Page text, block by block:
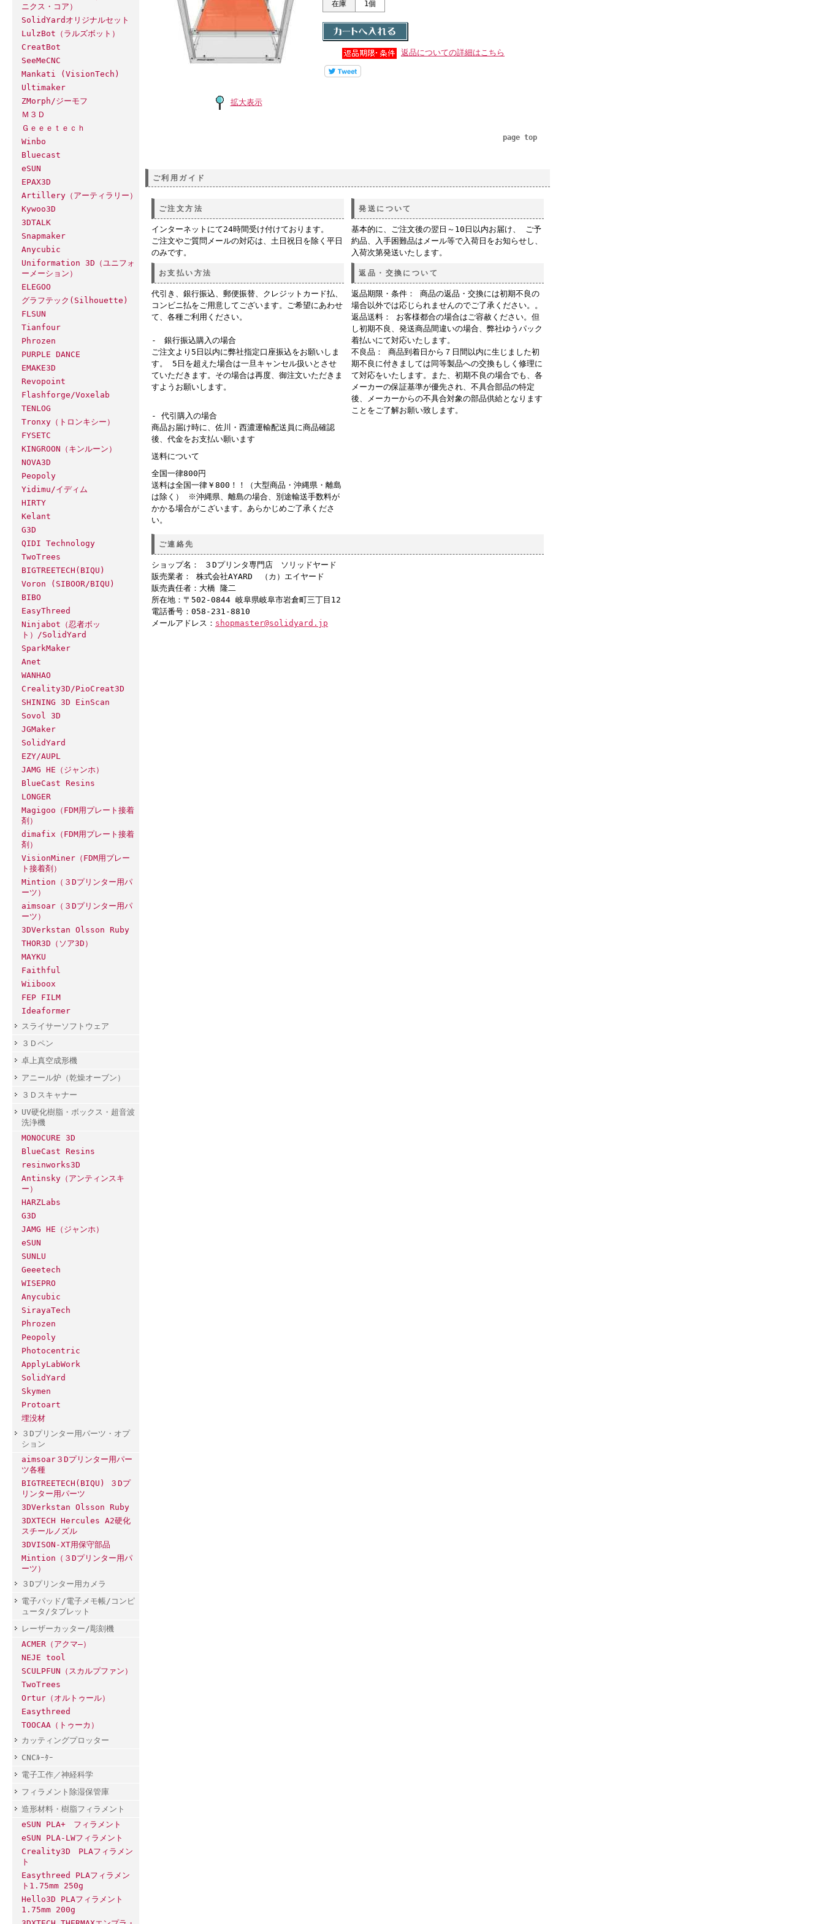
ニクス・コア）
SolidYardオリジナルセット
LulzBot（ラルズボット）
CreatBot
SeeMeCNC
Mankati (VisionTech)
Ultimaker
ZMorph/ジーモフ
Ｍ３Ｄ
Ｇｅｅｅｔｅｃｈ
Winbo
Bluecast
eSUN
EPAX3D
Artillery（アーティラリー）
Kywoo3D
3DTALK
Snapmaker
Anycubic
Uniformation 3D（ユニフォ
ーメーション）
ELEGOO
グラフテック(Silhouette)
FLSUN
Tianfour
Phrozen
PURPLE DANCE
EMAKE3D
Revopoint
Flashforge/Voxelab
TENLOG
Tronxy（トロンキシー）
FYSETC
KINGROON（キンルーン）
NOVA3D
Peopoly
Yidimu/イディム
HIRTY
Kelant
G3D
QIDI Technology
TwoTrees
BIGTREETECH(BIQU)
Voron (SIBOOR/BIQU)
BIBO
EasyThreed
Ninjabot（忍者ボッ
ト）/SolidYard
SparkMaker
Anet
WANHAO
Creality3D/PioCreat3D
SHINING 3D EinScan
Sovol 3D
JGMaker
SolidYard
EZY/AUPL
JAMG HE（ジャンホ）
BlueCast Resins
LONGER
Magigoo（FDM用プレート接着
剤）
dimafix（FDM用プレート接着
剤）
VisionMiner（FDM用プレー
ト接着剤）
Mintion（３Dプリンター用パ
ーツ）
aimsoar（３Dプリンター用パ
ーツ）
3DVerkstan Olsson Ruby
THOR3D（ソア3D）
MAYKU
Faithful
Wiiboox
FEP FILM
Ideaformer
スライサーソフトウェア
３Ｄペン
卓上真空成形機
アニール炉（乾燥オーブン）
３Ｄスキャナー
UV硬化樹脂・ボックス・超音波
洗浄機
MONOCURE 3D
BlueCast Resins
resinworks3D
Antinsky（アンティンスキ
ー）
HARZLabs
G3D
JAMG HE（ジャンホ）
eSUN
SUNLU
Geeetech
WISEPRO
Anycubic
SirayaTech
Phrozen
Peopoly
Photocentric
ApplyLabWork
SolidYard
Skymen
Protoart
埋没材
３Dプリンター用パーツ・オプ
ション
aimsoar３Dプリンター用パー
ツ各種
BIGTREETECH(BIQU) ３Dプ
リンター用パーツ
3DVerkstan Olsson Ruby
3DXTECH Hercules A2硬化
スチールノズル
3DVISON-XT用保守部品
Mintion（３Dプリンター用パ
ーツ）
３Dプリンター用カメラ
電子パッド/電子メモ帳/コンピ
ュータ/タブレット
レーザーカッター/彫刻機
ACMER（アクマ―）
NEJE tool
SCULPFUN（スカルプファン）
TwoTrees
Ortur（オルトゥール）
Easythreed
TOOCAA（トゥーカ）
カッティングプロッター
CNCﾙｰﾀｰ
電子工作／神経科学
フィラメント除湿保管庫
造形材料・樹脂フィラメント
eSUN PLA+ フィラメント
eSUN PLA-LWフィラメント
Creality3D PLAフィラメン
ト
Easythreed PLAフィラメン
ト1.75mm 250g
Hello3D PLAフィラメント
1.75mm 200g
拡大表示
在庫 1個
返品についての詳細はこちら
page top
ご利用ガイド
ご注文方法
インターネットにて24時間受け付けております。
ご注文やご質問メールの対応は、土日祝日を除く平日
のみです。
お支払い方法
代引き、銀行振込、郵便振替、クレジットカード払、
コンビニ払をご用意してございます。ご希望にあわせ
て、各種ご利用ください。
- 銀行振込購入の場合
ご注文より5日以内に弊社指定口座振込をお願いしま
す。 5日を超えた場合は一旦キャンセル扱いとさせ
ていただきます。その場合は再度、御注文いただきま
すようお願いします。
- 代引購入の場合
商品お届け時に、佐川・西濃運輸配送員に商品確認
後、代金をお支払い願います
送料について
全国一律800円
送料は全国一律￥800！！（大型商品・沖縄県・離島
は除く） ※沖縄県、離島の場合、別途輸送手数料が
かかる場合がこざいます。あらかじめご了承くださ
い。
発送について
基本的に、ご注文後の翌日～10日以内お届け、 ご予
約品、入手困難品はメール等で入荷日をお知らせし、
入荷次第発送いたします。
返品・交換について
返品期限・条件： 商品の返品・交換には初期不良の
場合以外では応じられませんのでご了承ください。。
返品送料： お客様都合の場合はご容赦ください。但
し初期不良、発送商品間違いの場合、弊社ゆうパック
着払いにて対応いたします。
不良品： 商品到着日から７日間以内に生じました初
期不良に付きましては同等製品への交換もしく修理に
て対応をいたします。また、初期不良の場合でも、各
メーカーの保証基準が優先され、不具合部品の特定
後、メーカーからの不具合対象の部品供給となります
ことをご了解お願い致します。
ご連絡先
ショップ名： ３Dプリンタ専門店 ソリッドヤード
販売業者： 株式会社AYARD （カ）エイヤード
販売責任者：大橋 隆二
所在地：〒502-0844 岐阜県岐阜市岩倉町三丁目12
電話番号：058-231-8810
メールアドレス： shopmaster@solidyard.jp